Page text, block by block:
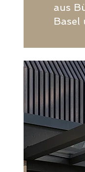
aus
Basel